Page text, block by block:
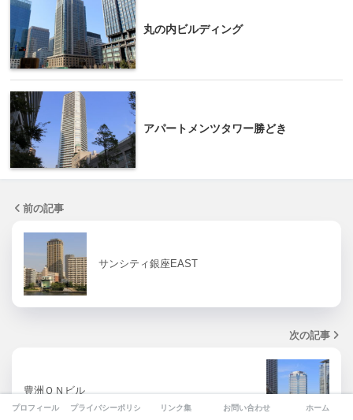
丸の内ビルディング
アパートメンツタワー勝どき
前の記事
サンシティ銀座EAST
次の記事
豊洲ＯＮビル
プロフィール プライバシーポリシー リンク集 お問い合わせ ホーム